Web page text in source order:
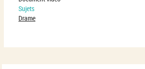
Sujets
Drame